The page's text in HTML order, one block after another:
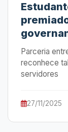
Parceria
reconhece
servidores
27/11/2025